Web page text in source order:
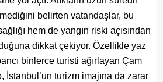
belirten vatandaşlar, bu
hem de yangın riski açısından
dikkat çekiyor. Özellikle yaz
binlerce turisti ağırlayan Çam
İstanbul’un turizm imajına da zarar